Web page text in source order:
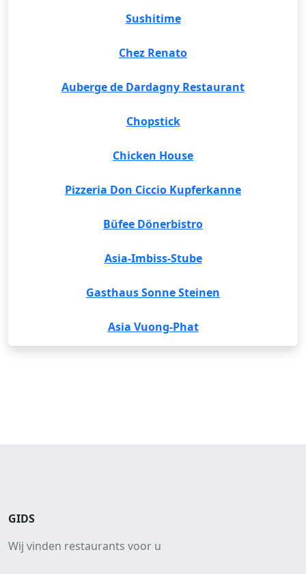
Sushitime
Chez Renato
Auberge de Dardagny Restaurant
Chopstick
Chicken House
Pizzeria Don Ciccio Kupferkanne
Büfee Dönerbistro
Asia-Imbiss-Stube
Gasthaus Sonne Steinen
Asia Vuong-Phat
GIDS
Wij vinden restaurants voor u